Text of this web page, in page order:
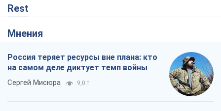
Rest
Мнения
Россия теряет ресурсы вне плана: кто
на самом деле диктует темп войны
Сергей Мисюра 9,0 т.